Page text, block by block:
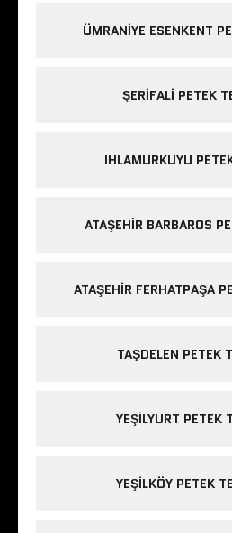
ÜMRANIYE ESENKENT
ŞERIFALI PETEK
IHLAMURKUYU
ATAŞEHIR BARBAROS
ATAŞEHIR FERHATPAŞA
TAŞDELEN PETEK
YEŞILYURT PETEK
YEŞILKÖY PETEK